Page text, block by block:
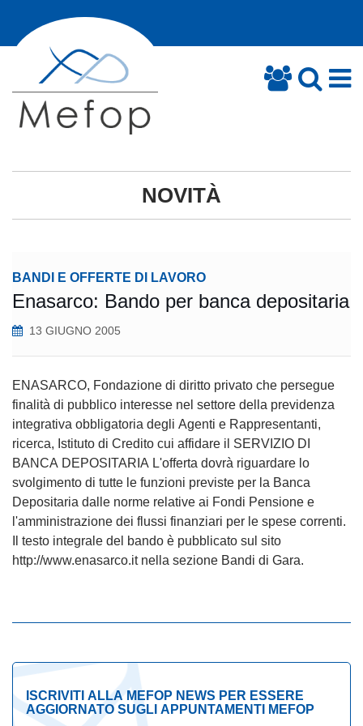
NOVITÀ
BANDI E OFFERTE DI LAVORO
Enasarco: Bando per banca depositaria
13 GIUGNO 2005
ENASARCO, Fondazione di diritto privato che persegue
finalità di pubblico interesse nel settore della previdenza
integrativa obbligatoria degli Agenti e Rappresentanti,
ricerca, Istituto di Credito cui affidare il SERVIZIO DI
BANCA DEPOSITARIA L'offerta dovrà riguardare lo
svolgimento di tutte le funzioni previste per la Banca
Depositaria dalle norme relative ai Fondi Pensione e
l'amministrazione dei flussi finanziari per le spese correnti.
Il testo integrale del bando è pubblicato sul sito
http://www.enasarco.it nella sezione Bandi di Gara.
ISCRIVITI ALLA MEFOP NEWS PER ESSERE
AGGIORNATO SUGLI APPUNTAMENTI MEFOP